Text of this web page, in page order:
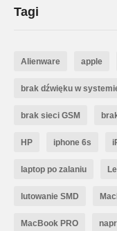
Tagi
Alienware apple
brak dźwięku w
brak sieci GSM
HP iphone 6s
laptop po zalaniu
lutowanie SMD
MacBook PRO